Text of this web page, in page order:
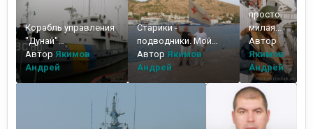
Корабль управления
"Дунай"
Измаильского
отряда мор
Автор Якимов
Андрей
Старики -
подводники. Мой
тесть со своим
сослуживцем
АвторЯкимов
Андрей
просто
милая
картинка
Автор
Якимов
Андрей